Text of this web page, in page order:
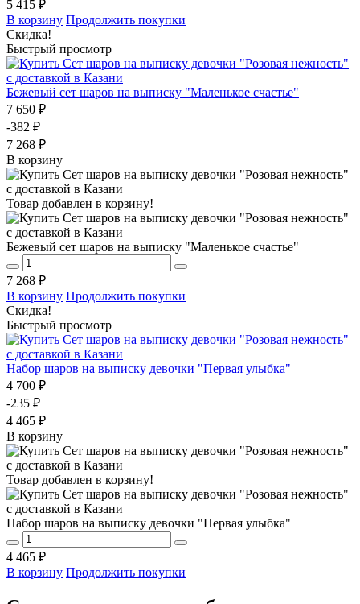
5 415 ₽
В корзину Продолжить покупки
Скидка!
Быстрый просмотр
Бежевый сет шаров на выписку "Маленькое счастье"
7 650 ₽
-382 ₽
7 268 ₽
В корзину
Товар добавлен в корзину!
Бежевый сет шаров на выписку "Маленькое счастье"
7 268 ₽
В корзину Продолжить покупки
Скидка!
Быстрый просмотр
Набор шаров на выписку девочки "Первая улыбка"
4 700 ₽
-235 ₽
4 465 ₽
В корзину
Товар добавлен в корзину!
Набор шаров на выписку девочки "Первая улыбка"
4 465 ₽
В корзину Продолжить покупки